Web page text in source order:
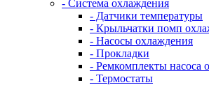
- Система охлаждения
- Датчики температуры
- Крыльчатки помп
- Насосы охлаждения
- Прокладки
- Ремкомплекты насоса
- Термостаты